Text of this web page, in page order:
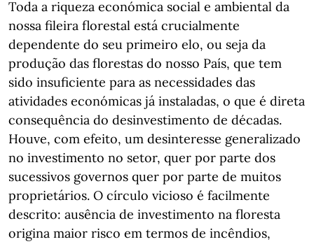
Toda a riqueza económica social e ambiental da
nossa fileira florestal está crucialmente
dependente do seu primeiro elo, ou seja da
produção das florestas do nosso País, que tem
sido insuficiente para as necessidades das
atividades económicas já instaladas, o que é direta
consequência do desinvestimento de décadas.
Houve, com efeito, um desinteresse generalizado
no investimento no setor, quer por parte dos
sucessivos governos quer por parte de muitos
proprietários. O círculo vicioso é facilmente
descrito: ausência de investimento na floresta
origina maior risco em termos de incêndios,